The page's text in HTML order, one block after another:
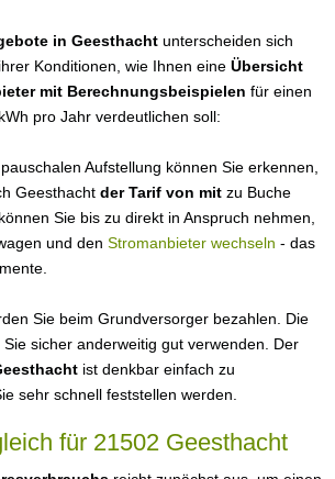
in Geesthacht unterscheiden sich
Konditionen, wie Ihnen eine Übersicht
mit Berechnungsbeispielen für einen
pro Jahr verdeutlichen soll:
Aufstellung können Sie erkennen,
Geesthacht der Tarif von mit zu Buche
Sie bis zu direkt in Anspruch nehmen,
und den Stromanbieter wechseln - das
Sie beim Grundversorger bezahlen. Die
sicher anderweitig gut verwenden. Der
ist denkbar einfach zu
sehr schnell feststellen werden.
für 21502 Geesthacht